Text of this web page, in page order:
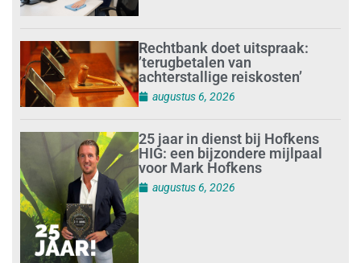
Rechtbank doet uitspraak:
’terugbetalen van
achterstallige reiskosten’
augustus 6, 2026
25 jaar in dienst bij Hofkens
HIG: een bijzondere mijlpaal
voor Mark Hofkens
augustus 6, 2026